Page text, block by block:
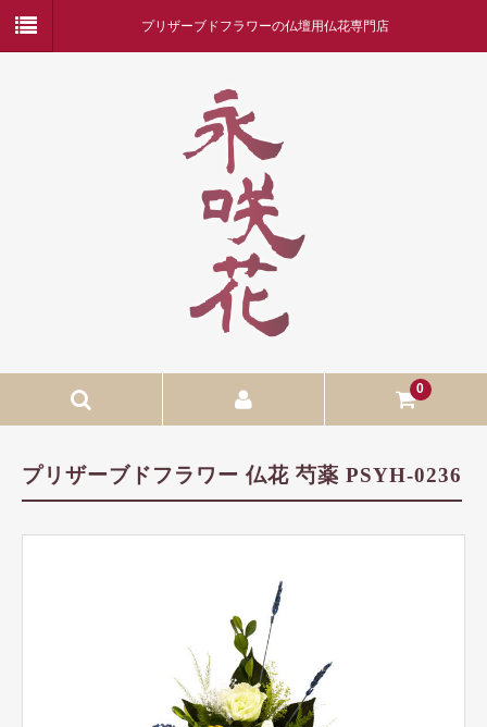
プリザーブドフラワーの仏壇用仏花専門店
0
商品カテゴリー
プリザーブドフラワー 仏花 芍薬 PSYH-0236